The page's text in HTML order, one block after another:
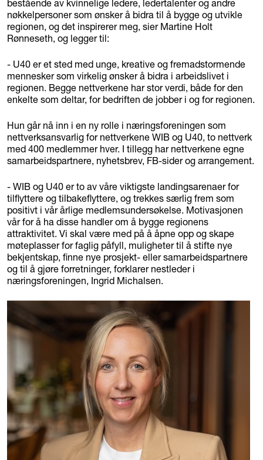
bestående av kvinnelige ledere, ledertalenter og andre
nøkkelpersoner som ønsker å bidra til å bygge og utvikle
regionen, og det inspirerer meg, sier Martine Holt
Rønneseth, og legger til:
- U40 er et sted med unge, kreative og fremadstormende
mennesker som virkelig ønsker å bidra i arbeidslivet i
regionen. Begge nettverkene har stor verdi, både for den
enkelte som deltar, for bedriften de jobber i og for regionen.
Hun går nå inn i en ny rolle i næringsforeningen som
nettverksansvarlig for nettverkene WIB og U40, to nettverk
med 400 medlemmer hver. I tillegg har nettverkene egne
samarbeidspartnere, nyhetsbrev, FB-sider og arrangement.
- WIB og U40 er to av våre viktigste landingsarenaer for
tilflyttere og tilbakeflyttere, og trekkes særlig frem som
positivt i vår årlige medlemsundersøkelse. Motivasjonen
vår for å ha disse handler om å bygge regionens
attraktivitet. Vi skal være med på å åpne opp og skape
møteplasser for faglig påfyll, muligheter til å stifte nye
bekjentskap, finne nye prosjekt- eller samarbeidspartnere
og til å gjøre forretninger, forklarer nestleder i
næringsforeningen, Ingrid Michalsen.